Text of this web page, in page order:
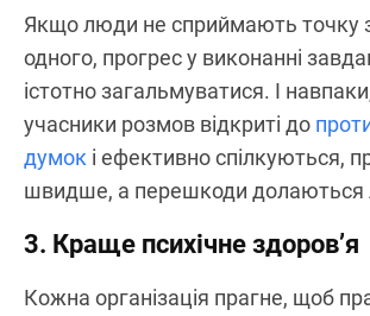
Якщо люди не сприймають точку
одного, прогрес у виконанні
істотно загальмуватися. І
учасники розмов відкриті до
думок і ефективно спілкуються,
швидше, а перешкоди долаються
3. Краще психічне здоров’я
Кожна організація прагне, щоб